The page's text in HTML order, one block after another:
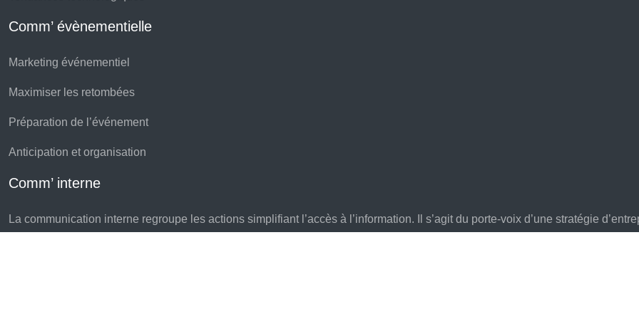
Comm’ évènementielle
Marketing événementiel
Maximiser les retombées
Préparation de l’événement
Anticipation et organisation
Comm’ interne
La communication interne regroupe les actions simplifiant l’accès à l’information. Il s’agit du porte-voix d’une stratégie